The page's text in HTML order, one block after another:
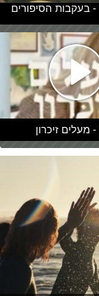
בעקבות הסיפורים
מעלים זיכרון